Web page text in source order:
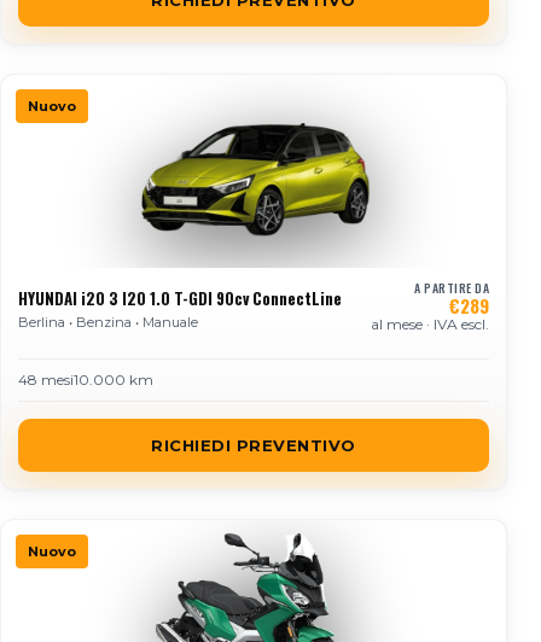
Nuovo
HYUNDAI i20 3 I20 1.0 T-GDI 90cv ConnectLine
Berlina • Benzina • Manuale
A PARTIRE DA
€289
al mese · IVA escl.
48 mesi10.000 km
RICHIEDI PREVENTIVO
Nuovo